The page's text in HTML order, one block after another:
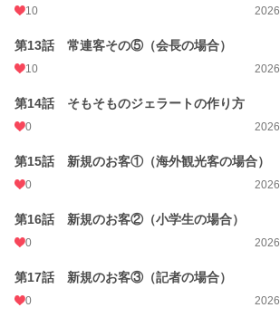
10
第13話 常連客その⑤（会長の場合）
10
第14話 そもそものジェラートの作り方
0
第15話 新規のお客①（海外観光客の場合）
0
第16話 新規のお客②（小学生の場合）
0
第17話 新規のお客③（記者の場合）
0